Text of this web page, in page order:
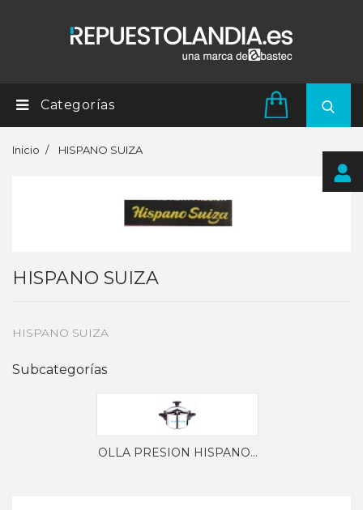
Categorías
Inicio HISPANO SUIZA
HISPANO SUIZA
HISPANO SUIZA
Subcategorías
OLLA PRESION HISPANO...